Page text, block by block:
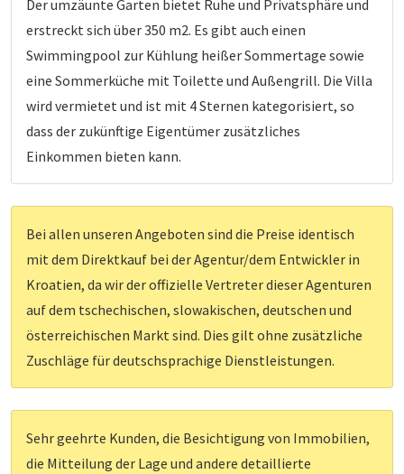
Der umzäunte Garten bietet Ruhe und Privatsphäre und
erstreckt sich über 350 m2. Es gibt auch einen
Swimmingpool zur Kühlung heißer Sommertage sowie
eine Sommerküche mit Toilette und Außengrill. Die Villa
wird vermietet und ist mit 4 Sternen kategorisiert, so
dass der zukünftige Eigentümer zusätzliches
Einkommen bieten kann.
Bei allen unseren Angeboten sind die Preise identisch
mit dem Direktkauf bei der Agentur/dem Entwickler in
Kroatien, da wir der offizielle Vertreter dieser Agenturen
auf dem tschechischen, slowakischen, deutschen und
österreichischen Markt sind. Dies gilt ohne zusätzliche
Zuschläge für deutschsprachige Dienstleistungen.
Sehr geehrte Kunden, die Besichtigung von Immobilien,
die Mitteilung der Lage und andere detaillierte